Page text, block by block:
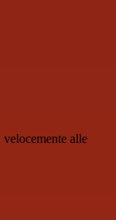
alle